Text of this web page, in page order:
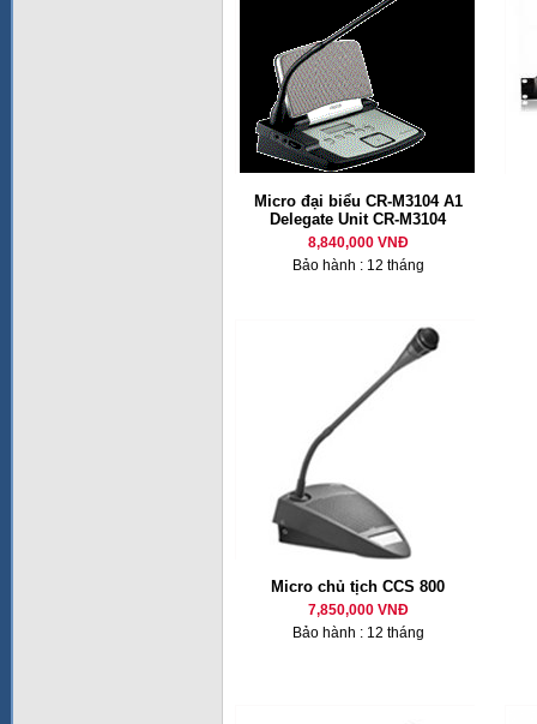
Micro đại biểu CR-M3104 A1
Delegate Unit CR-M3104
8,840,000 VNĐ
Bảo hành : 12 tháng
Micro chủ tịch CCS 800
7,850,000 VNĐ
Bảo hành : 12 tháng